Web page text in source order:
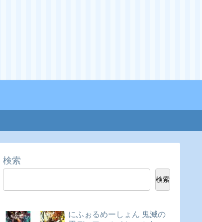
検索
検索
にふぉるめーしょん 鬼滅の